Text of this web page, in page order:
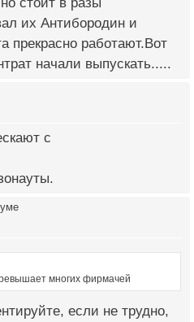
их Антибородин и
прекрасно работают.Вот
начали выпускать.....
с
многих фирмачей
если не трудно,